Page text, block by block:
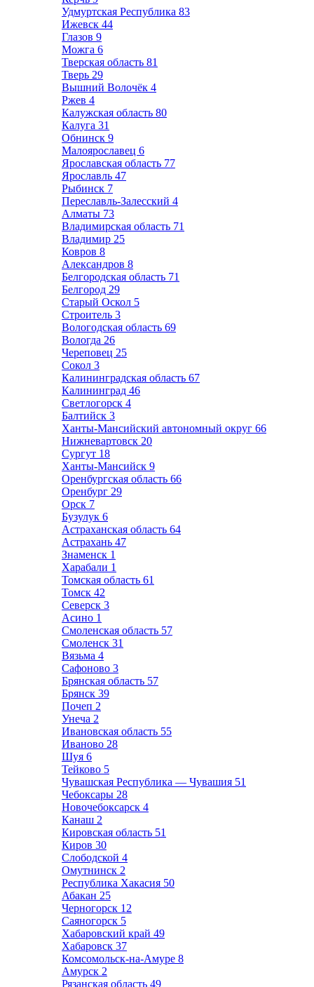
Удмуртская Республика 83
Ижевск 44
Глазов 9
Можга 6
Тверская область 81
Тверь 29
Вышний Волочёк 4
Ржев 4
Калужская область 80
Калуга 31
Обнинск 9
Малоярославец 6
Ярославская область 77
Ярославль 47
Рыбинск 7
Переславль-Залесский 4
Алматы 73
Владимирская область 71
Владимир 25
Ковров 8
Александров 8
Белгородская область 71
Белгород 29
Старый Оскол 5
Строитель 3
Вологодская область 69
Вологда 26
Череповец 25
Сокол 3
Калининградская область 67
Калининград 46
Светлогорск 4
Балтийск 3
Ханты-Мансийский автономный округ 66
Нижневартовск 20
Сургут 18
Ханты-Мансийск 9
Оренбургская область 66
Оренбург 29
Орск 7
Бузулук 6
Астраханская область 64
Астрахань 47
Знаменск 1
Харабали 1
Томская область 61
Томск 42
Северск 3
Асино 1
Смоленская область 57
Смоленск 31
Вязьма 4
Сафоново 3
Брянская область 57
Брянск 39
Почеп 2
Унеча 2
Ивановская область 55
Иваново 28
Шуя 6
Тейково 5
Чувашская Республика — Чувашия 51
Чебоксары 28
Новочебоксарск 4
Канаш 2
Кировская область 51
Киров 30
Слободской 4
Омутнинск 2
Республика Хакасия 50
Абакан 25
Черногорск 12
Саяногорск 5
Хабаровский край 49
Хабаровск 37
Комсомольск-на-Амуре 8
Амурск 2
Рязанская область 49